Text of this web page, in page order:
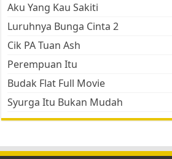
Aku Yang Kau Sakiti
Luruhnya Bunga Cinta 2
Cik PA Tuan Ash
Perempuan Itu
Budak Flat Full Movie
Syurga Itu Bukan Mudah